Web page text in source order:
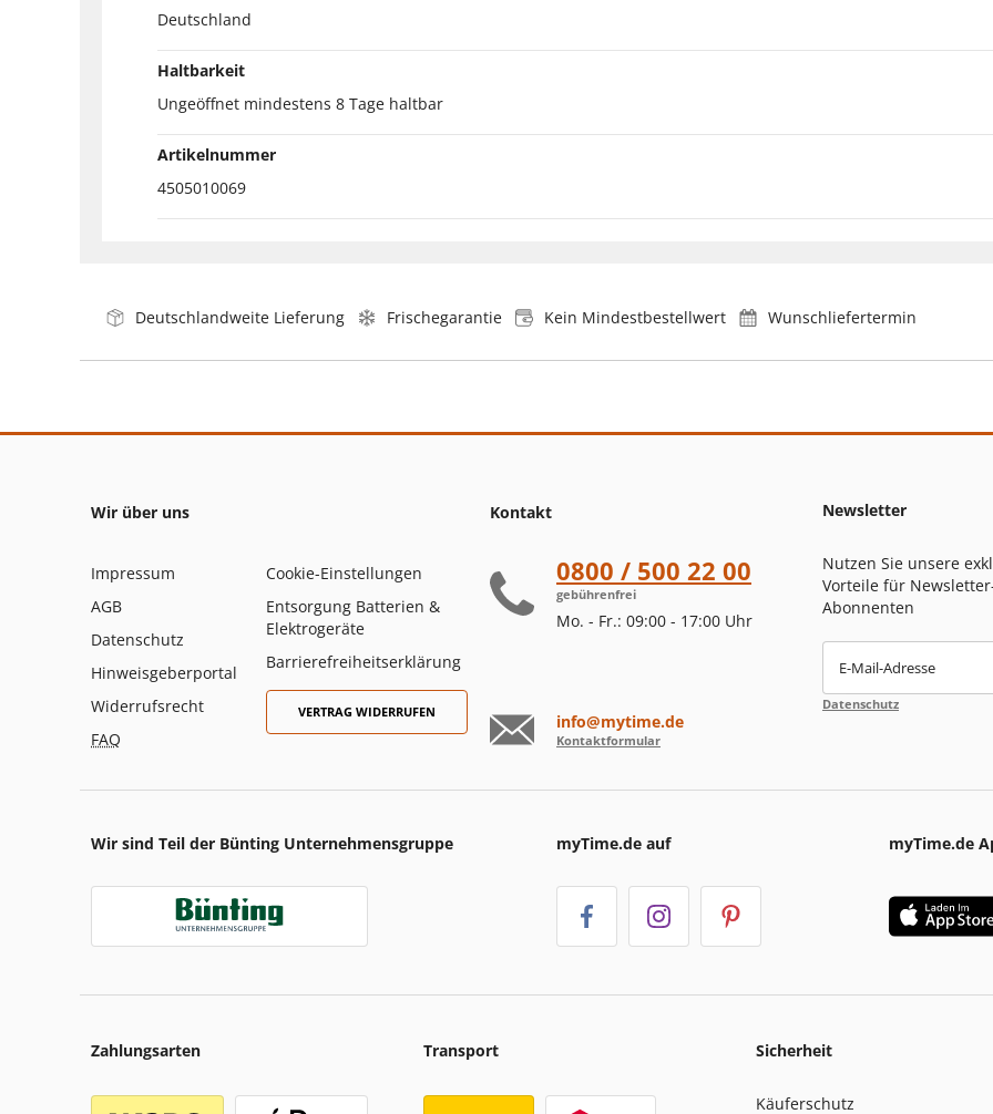
Deutschland
Haltbarkeit
Ungeöffnet mindestens 8 Tage haltbar
Artikelnummer
4505010069
Deutschlandweite Lieferung Frischegarantie Kein Mindestbestellwert Wunschliefertermin
Wir über uns
Impressum
AGB
Datenschutz
Hinweisgeberportal
Widerrufsrecht
FAQ
Cookie-Einstellungen
Entsorgung Batterien &
Elektrogeräte
Barrierefreiheitserklärung
VERTRAG WIDERRUFEN
Kontakt
0800 / 500 22 00
gebührenfrei
Mo. - Fr.: 09:00 - 17:00 Uhr
info@mytime.de
Kontaktformular
Newsletter
Nutzen Sie unsere
Vorteile für
Abonnenten
E-Mail-Adresse
Datenschutz
Wir sind Teil der Bünting Unternehmensgruppe myTime.de auf myTime.de
Zahlungsarten Transport Sicherheit
Käuferschutz